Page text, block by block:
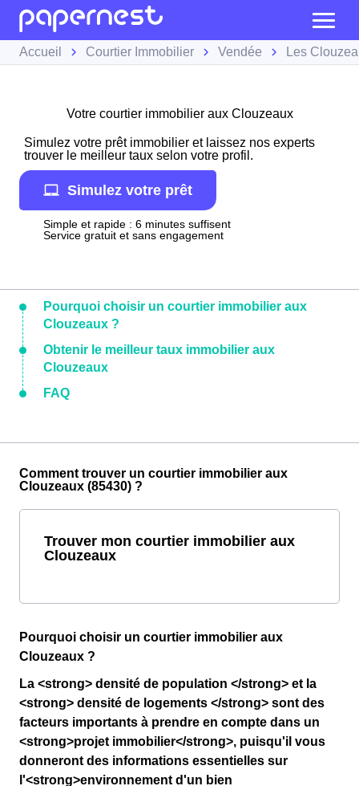
Accueil Courtier Immobilier Vendée Les
Votre courtier immobilier aux Clouzeaux
Simulez votre prêt immobilier et laissez nos experts
trouver le meilleur taux selon votre profil.
Simulez votre prêt
Simple et rapide : 6 minutes suffisent
Service gratuit et sans engagement
Pourquoi choisir un courtier immobilier aux
Clouzeaux ?
Obtenir le meilleur taux immobilier aux
Clouzeaux
FAQ
Comment trouver un courtier immobilier aux
Clouzeaux (85430) ?
Trouver mon courtier immobilier aux
Clouzeaux
Pourquoi choisir un courtier immobilier aux
Clouzeaux ?
La <strong> densité de population </strong> et la
<strong> densité de logements </strong> sont des
facteurs importants à prendre en compte dans un
<strong>projet immobilier</strong>, puisqu'il vous
donneront des informations essentielles sur
l'<strong>environnement d'un bien